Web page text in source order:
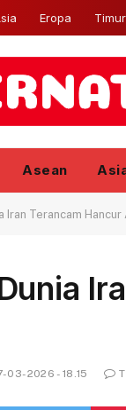
Eropa
Asean
Iran Terancam
03-2026 - 18.15